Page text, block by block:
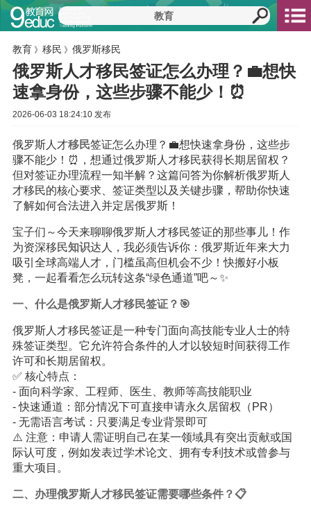
教育 》 移民 》 俄罗斯移民
俄罗斯人才移民签证怎么办理？💼想快
速拿身份，这些步骤不能少！⏰
2026-06-03 18:24:10 发布
俄罗斯人才移民签证怎么办理？💼想快速拿身份，这些步
骤不能少！⏰，想通过俄罗斯人才移民获得长期居留权？
但对签证办理流程一知半解？这篇问答为你解析俄罗斯人
才移民的核心要求、签证类型以及关键步骤，帮助你快速
了解如何合法进入并定居俄罗斯！
宝子们～今天来聊聊俄罗斯人才移民签证的那些事儿！作
为资深移民知识达人，我必须告诉你：俄罗斯近年来大力
吸引全球高端人才，门槛虽高但机会不少！快搬好小板
凳，一起看看怎么玩转这条“绿色通道”吧～✨
一、什么是俄罗斯人才移民签证？🎯
俄罗斯人才移民签证是一种专门面向高技能专业人士的特
殊签证类型。它允许符合条件的人才以较短时间获得工作
许可和长期居留权。
✅ 核心特点：
- 面向科学家、工程师、医生、教师等高技能职业
- 快速通道：部分情况下可直接申请永久居留权（PR）
- 无需语言考试：只要满足专业背景即可
⚠️ 注意：申请人需证明自己在某一领域具有突出贡献或国
际认可度，例如发表过学术论文、拥有专利技术或曾参与
重大项目。
二、办理俄罗斯人才移民签证需要哪些条件？📋